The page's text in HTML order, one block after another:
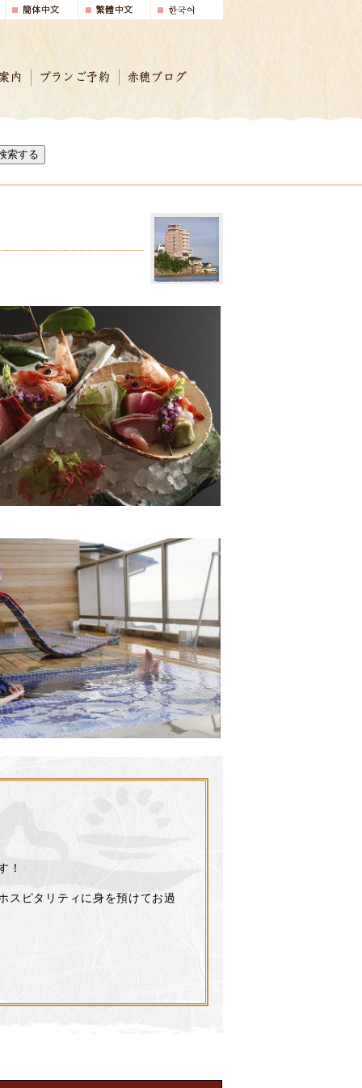
内 プランご予約 赤穂ブログ
索する
！
スピタリティに身を預けてお過